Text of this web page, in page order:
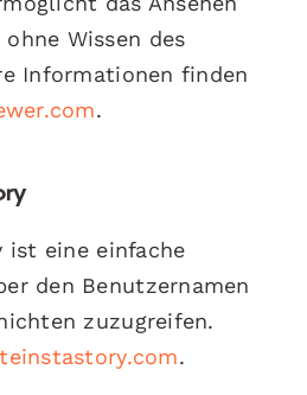
Wissen des
Informationen finden
.
ist eine einfache
den Benutzernamen
zuzugreifen.
.